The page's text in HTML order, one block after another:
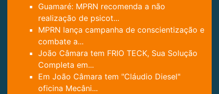
Guamaré: MPRN recomenda a não
realização de psicot...
MPRN lança campanha de conscientização e
combate a...
João Câmara tem FRIO TECK, Sua Solução
Completa em...
Em João Câmara tem "Cláudio Diesel"
oficina Mecâni...